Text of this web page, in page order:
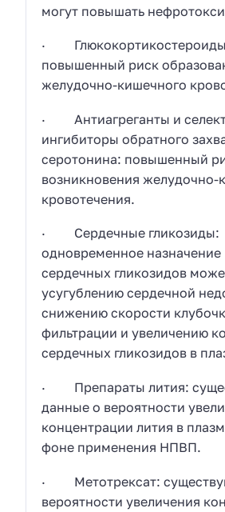
могут повышать
·
повышенный риск
желудочно-кишечного
· Антиагреганты и
ингибиторы обратного
серотонина: повышенный
возникновения желудочно-
кровотечения.
· Сердечные гликозиды:
одновременное
сердечных гликозидов
усугублению сердечной
снижению скорости
фильтрации и увеличению
сердечных гликозидов в
· Препараты лития:
данные о вероятности
концентрации лития в
фоне применения НПВП.
· Метотрексат:
вероятности увеличения